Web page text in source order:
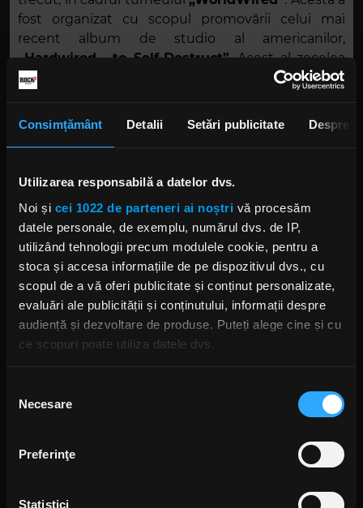
Consimțământ Detalii Setări publicitate Despre
Utilizarea responsabilă a datelor dvs.
Noi și cei 1022 de parteneri ai noștri vă procesăm
datele personale, de exemplu, numărul dvs. de IP,
utilizând tehnologii precum modulele cookie, pentru a
stoca și accesa informațiile de pe dispozitivul dvs., cu
scopul de a vă oferi publicitate și conținut personalizate,
evaluări ale publicității și conținutului, informații despre
audiență și dezvoltare de produse. Puteți alege cine și cu
ce scopuri poate utiliza datele dvs.
Să colectăm informațiile cu privire la locația dvs.
Să vă identificăm dispozitivul scanândul-l în mod
activ după caracteristici specifice (amprentare)
dvs. personale și configurați-vă preferințele la
secțiunea
consimțământului
Necesare
Preferinţe
Statistici
fost organizat cu scopul promovării celui mai
recent album de studio al americanilor,
„Hardwired... to Self-Destruct”. Acest al zecelea
disc al trupei a apărut pe piață în 2016,obținând
Awardsși „Album Of The Year”
2016 din partea
Revolver Music Awards
METALLICA HARDWIRED... TO SELF-DESTRUCT TURNEU WORLDWIRED
JAMES HETFIELD KIRK HAMMETT ROBERT TRUJILLO LARS ULRICH
Rock News
Yngwie Malmsteen anunță